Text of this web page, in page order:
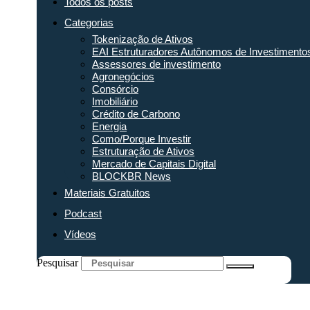
Categorias
Tokenização de Ativos
EAI Estruturadores Autônomos de
Assessores de investimento
Agronegócios
Consórcio
Imobiliário
Crédito de Carbono
Energia
Como/Porque Investir
Estruturação de Ativos
Mercado de Capitais Digital
BLOCKBR News
Materiais Gratuitos
Podcast
Vídeos
Pesquisar